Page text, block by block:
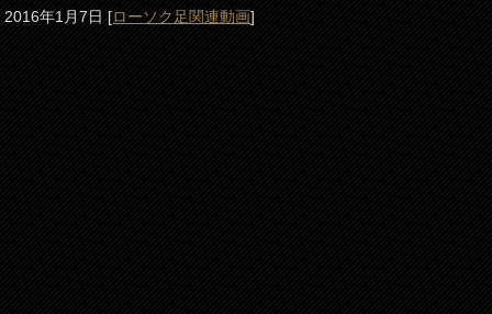
2016年1月7日[ローソク足関連動画]